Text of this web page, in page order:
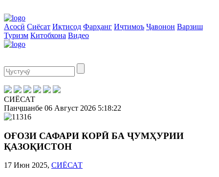
Асосӣ Сиёсат Иқтисод Фарҳанг Иҷтимоъ Ҷавонон Варзиш
Туризм Китобхона Видео
СИЁСАТ
Панҷшанбе 06 Август 2026 5:18:22
ОҒОЗИ САФАРИ КОРӢ БА ҶУМҲУРИИ
ҚАЗОҚИСТОН
17 Июн 2025, СИЁСАТ